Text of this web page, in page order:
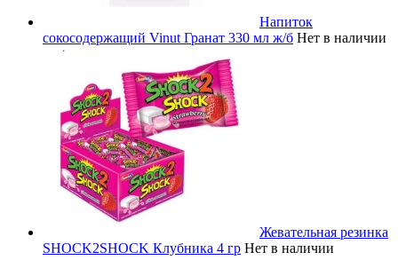
Напиток
сокосодержащий Vinut Гранат 330 мл ж/б Нет в наличии
Жевательная резинка
SHOCK2SHOCK Клубника 4 гр Нет в наличии